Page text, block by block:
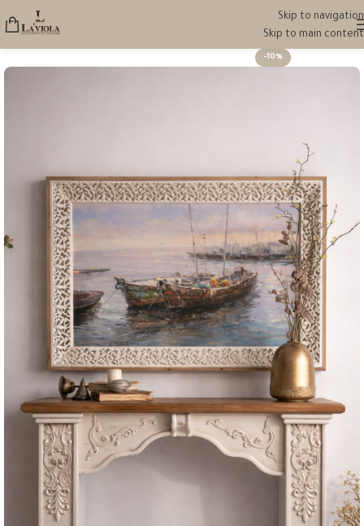
Skip to navigation
Skip to main content
-10%